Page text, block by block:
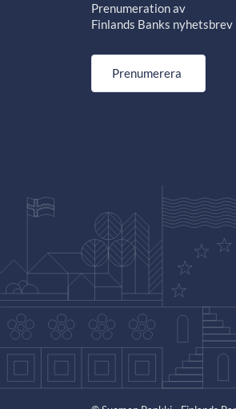
Prenumeration av
Finlands Banks nyhetsbrev
Prenumerera